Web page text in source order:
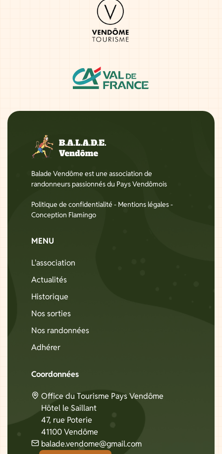
Balade Vendôme est une association de
randonneurs passionnés du Pays Vendômois
Politique de confidentialité - Mentions légales-
Conception Flamingo
MENU
L'association
Actualités
Historique
Nos sorties
Nos randonnées
Adhérer
Coordonnées
Office du Tourisme Pays Vendôme
Hôtel le Saillant
47, rue Poterie
41100 Vendôme
balade.vendome@gmail.com